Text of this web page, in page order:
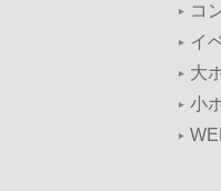
コ
イ
大
小